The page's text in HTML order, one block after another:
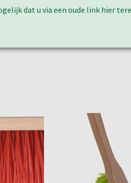
dat u via een oude link hier